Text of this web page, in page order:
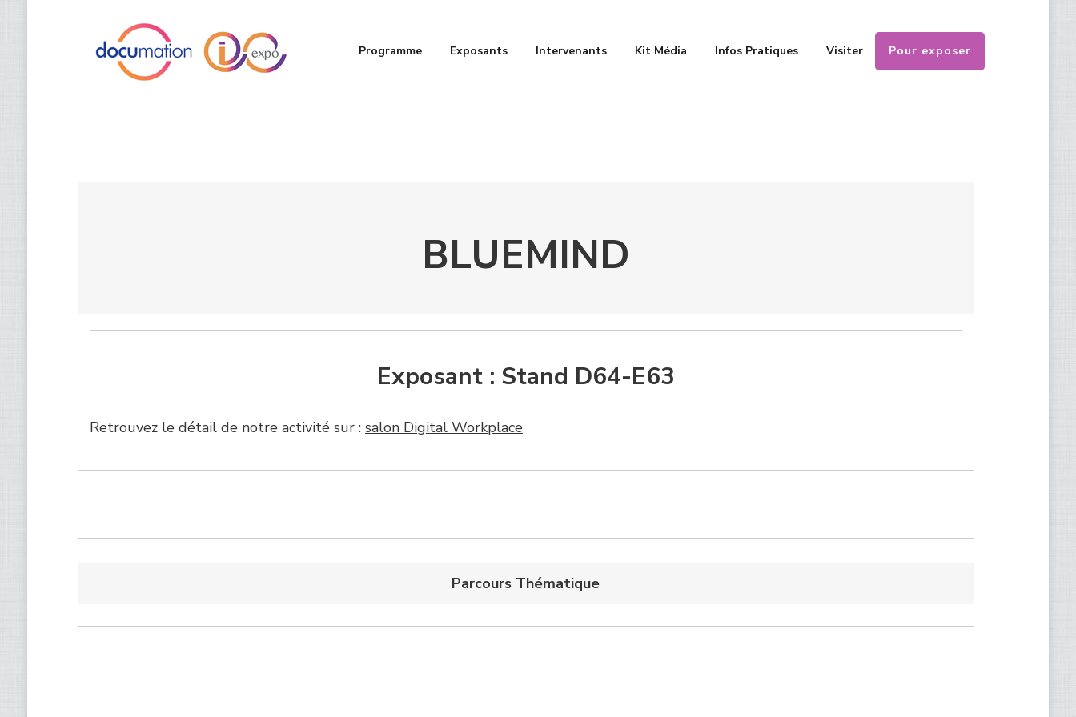
Programme Exposants Intervenants Kit Média Infos Pratiques Visiter Pour exposer
BLUEMIND
Exposant : Stand D64-E63
Retrouvez le détail de notre activité sur : salon Digital Workplace
Parcours Thématique